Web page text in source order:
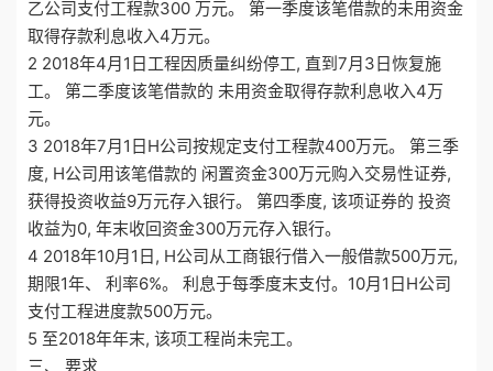
乙公司支付工程款300 万元。 第一季度该笔借款的未用资金
取得存款利息收入4万元。
2 2018年4月1日工程因质量纠纷停工, 直到7月3日恢复施
工。 第二季度该笔借款的 未用资金取得存款利息收入4万
元。
3 2018年7月1日H公司按规定支付工程款400万元。 第三季
度, H公司用该笔借款的 闲置资金300万元购入交易性证券,
获得投资收益9万元存入银行。 第四季度, 该项证券的 投资
收益为0, 年末收回资金300万元存入银行。
4 2018年10月1日, H公司从工商银行借入一般借款500万元,
期限1年、 利率6%。 利息于每季度末支付。10月1日H公司
支付工程进度款500万元。
5 至2018年年末, 该项工程尚未完工。
三、 要求